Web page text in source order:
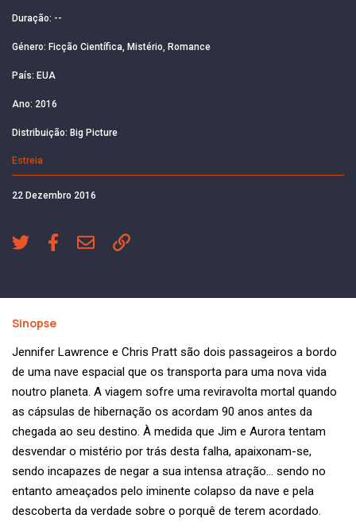
Duração: --
Género: Ficção Científica, Mistério, Romance
País: EUA
Ano: 2016
Distribuição: Big Picture
Estreia
22 Dezembro 2016
Sinopse
Jennifer Lawrence e Chris Pratt são dois passageiros a bordo
de uma nave espacial que os transporta para uma nova vida
noutro planeta. A viagem sofre uma reviravolta mortal quando
as cápsulas de hibernação os acordam 90 anos antes da
chegada ao seu destino. À medida que Jim e Aurora tentam
desvendar o mistério por trás desta falha, apaixonam-se,
sendo incapazes de negar a sua intensa atração… sendo no
entanto ameaçados pelo iminente colapso da nave e pela
descoberta da verdade sobre o porquê de terem acordado.